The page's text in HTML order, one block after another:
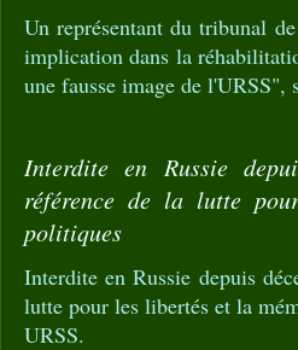
Un représentant du tribunal
implication dans la
une fausse image de l'URSS",
Interdite en Russie
référence de la lutte
politiques
Interdite en Russie depuis
lutte pour les libertés et la
URSS.